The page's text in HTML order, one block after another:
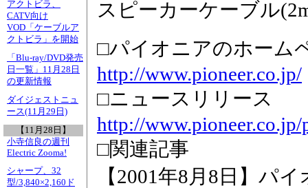
アクトビラ、
CATV向け
VOD「ケーブルア
クトビラ」を開始
「Blu-ray/DVD発売
日一覧」11月28日
の更新情報
ダイジェストニュ
ース(11月29日)
【11月28日】
小寺信良の週刊
Electric Zooma!
シャープ、32
型/3,840×2,160ド
スピーカーケーブル
□パイオニアのホーム
http://www.pioneer.co.jp/
□ニュースリリース
http://www.pioneer.co.jp/
□関連記事
【2001年8月8日】パ